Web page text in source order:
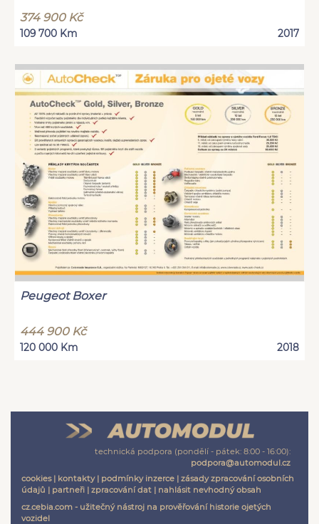
374 900 Kč
109 700 Km 2017
Peugeot Boxer
444 900 Kč
120 000 Km 2018
technická podpora (pondělí - pátek: 8:00 - 16:00):
podpora@automodul.cz
cookies| kontakty| podmínky inzerce | zásady zpracování osobních
údajů | partneři | zpracování dat | nahlásit nevhodný obsah
cz.cebia.com - užitečný nástroj na prověřování historie ojetých
vozidel